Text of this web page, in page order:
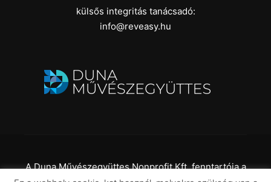
külsős integritás tanácsadó:
info@reveasy.hu
A Duna Művészegyüttes Nonprofit Kft. fenntartója a